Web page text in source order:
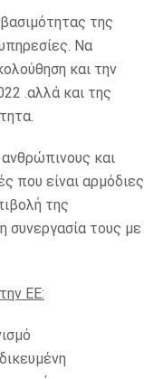
της
Να
και την
.αλλά και της
και
που είναι αρμόδιες
της
συνεργασία τους με
ΕΕ: